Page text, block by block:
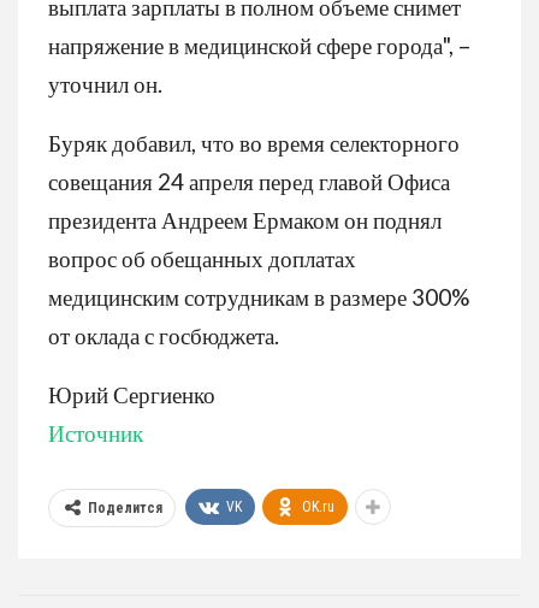
выплата зарплаты в полном объеме снимет
напряжение в медицинской сфере города", –
уточнил он.
Буряк добавил, что во время селекторного
совещания 24 апреля перед главой Офиса
президента Андреем Ермаком он поднял
вопрос об обещанных доплатах
медицинским сотрудникам в размере 300%
от оклада с госбюджета.
Юрий Сергиенко
Источник
Поделится VK OK.ru